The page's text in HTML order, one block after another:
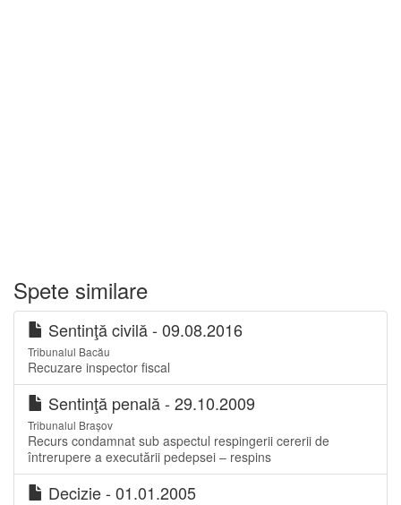
Spete similare
Sentinţă civilă - 09.08.2016
Tribunalul Bacău
Recuzare inspector fiscal
Sentinţă penală - 29.10.2009
Tribunalul Brașov
Recurs condamnat sub aspectul respingerii cererii de
întrerupere a executării pedepsei – respins
Decizie - 01.01.2005